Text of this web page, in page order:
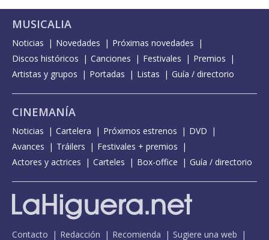
MUSICALIA
Noticias Novedades
Próximas novedades
Discos históricos
Canciones Festivales
Premios
Artistas y grupos
Portadas Listas Guía / directorio
CINEMANÍA
Noticias Cartelera Próximos estrenos
DVD
Avances
Tráilers
Festivales + premios
Actores y actrices
Carteles Box-office Guía / directorio
Contacto Redacción Recomienda Sugiere una web